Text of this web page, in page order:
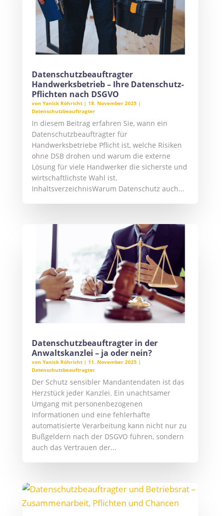
Datenschutzbeauftragter
Handwerksbetrieb – Ihre Datenschutz-
Pflichten nach DSGVO
von Yanick Röhricht| 18. November 2025|
Datenschutzbeauftragter
In diesem Beitrag erfahren Sie, wann ein
Datenschutzbeauftragter für
Handwerksbetriebe Pflicht ist, welche Risiken
ohne DSB drohen und warum die externe
Lösung für viele Handwerker die sicherste und
wirtschaftlichste Wahl ist.
InhaltsverzeichnisWarum Datenschutz auch...
Datenschutzbeauftragter in der
Anwaltskanzlei – ja oder nein?
von Yanick Röhricht| 11. November 2025|
Datenschutzbeauftragter
Der Schutz sensibler Mandantendaten ist das
Herzstück jeder Kanzlei. Ein unachtsamer
Umgang mit personenbezogenen
Informationen und eine fehlerhafte
automatisierte Verarbeitung kann nicht nur zu
Bußgeldern nach der DSGVO führen, sondern
auch das Vertrauen der...